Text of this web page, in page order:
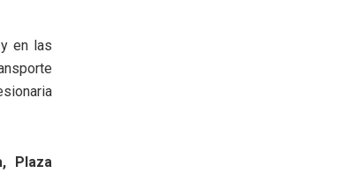
en las
Plaza